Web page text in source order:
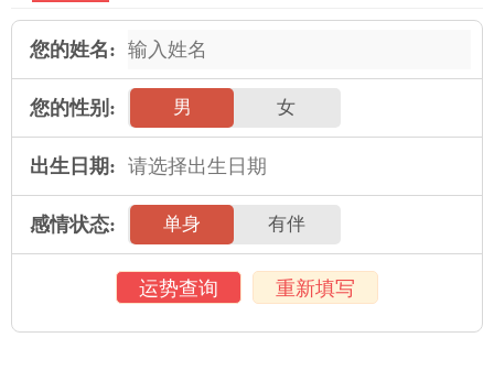
样才能够保障婚姻生活的美好和幸福。
2025年运势
属龙人2025年全年运势详解 属蛇人2025年全年运势详解
属猴人2025年全年运势详解 属鸡人2025年全年运势详解
您的姓名:
您的性别: 男 女
出生日期:
感情状态: 单身 有伴
运势查询 重新填写